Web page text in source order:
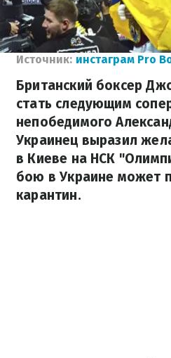
Источник: инстаграм Pro
Британский боксер
стать следующим
непобедимого
Украинец выразил
в Киеве на НСК
бою в Украине может
карантин.